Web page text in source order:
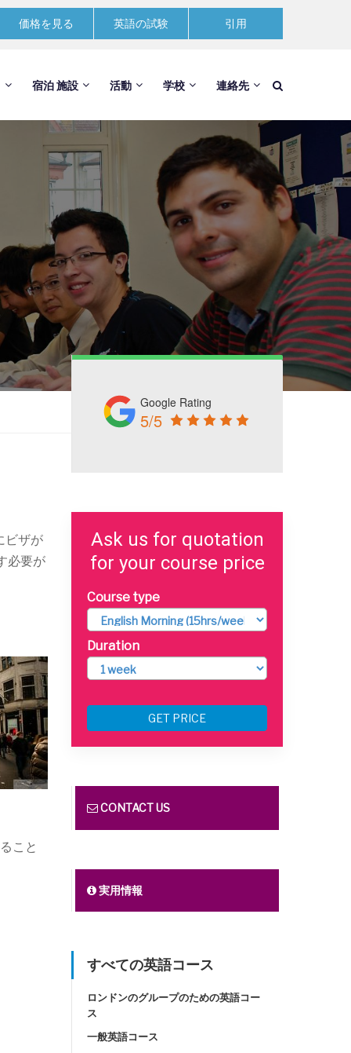
引用
英語の試験
価格を見る
宿泊 施設 活動 学校 連絡先
ビザが
必要が
こと
Google Rating
5/5
Ask us for quotation
for your course price
Course type
Duration
GET PRICE
CONTACT US
実用情報
すべての英語コース
ロンドンのグループのための英語コー
ス
一般英語コース